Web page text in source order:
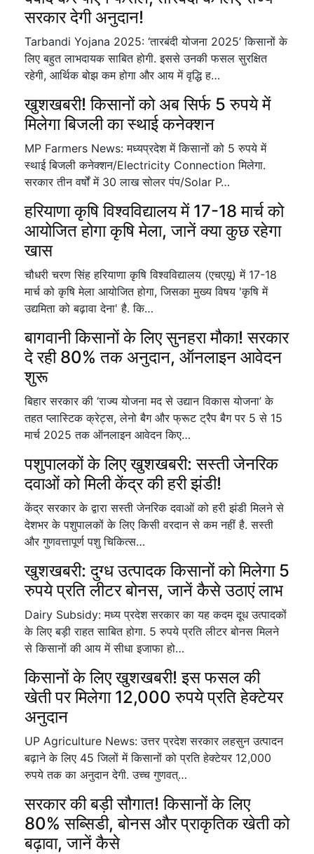
सरकार देगी अनुदान!
Tarbandi Yojana 2025: ‘तारबंदी योजना 2025’ किसानों के
लिए बहुत लाभदायक साबित होगी. इससे उनकी फसल सुरक्षित
रहेगी, आर्थिक बोझ कम होगा और आय में वृद्धि ह…
खुशखबरी! किसानों को अब सिर्फ 5 रुपये में
मिलेगा बिजली का स्थाई कनेक्शन
MP Farmers News: मध्यप्रदेश में किसानों को 5 रुपये में
स्थाई बिजली कनेक्शन/Electricity Connection मिलेगा.
सरकार तीन वर्षों में 30 लाख सोलर पंप/Solar P…
हरियाणा कृषि विश्वविद्यालय में 17-18 मार्च को
आयोजित होगा कृषि मेला, जानें क्या कुछ रहेगा
खास
चौधरी चरण सिंह हरियाणा कृषि विश्वविद्यालय (एचएयू) में 17-18
मार्च को कृषि मेला आयोजित होगा, जिसका मुख्य विषय 'कृषि में
उद्यमिता को बढ़ावा देना' है. कि…
बागवानी किसानों के लिए सुनहरा मौका! सरकार
दे रही 80% तक अनुदान, ऑनलाइन आवेदन
शुरू
बिहार सरकार की ‘राज्य योजना मद से उद्यान विकास योजना’ के
तहत प्लास्टिक क्रेट्स, लेनो बैग और फ्रूट ट्रैप बैग पर 5 से 15
मार्च 2025 तक ऑनलाइन आवेदन किए…
पशुपालकों के लिए खुशखबरी: सस्ती जेनरिक
दवाओं को मिली केंद्र की हरी झंडी!
केंद्र सरकार के द्वारा सस्ती जेनरिक दवाओं को हरी झंडी मिलने से
देशभर के पशुपालकों के लिए किसी वरदान से कम नहीं है. सस्ती
और गुणवत्तापूर्ण पशु चिकित्स…
खुशखबरी: दुग्ध उत्पादक किसानों को मिलेगा 5
रुपये प्रति लीटर बोनस, जानें कैसे उठाएं लाभ
Dairy Subsidy: मध्य प्रदेश सरकार का यह कदम दूध उत्पादकों
के लिए बड़ी राहत साबित होगा. 5 रुपये प्रति लीटर बोनस मिलने
से किसानों की आय में सीधा इजाफा हो…
किसानों के लिए खुशखबरी! इस फसल की
खेती पर मिलेगा 12,000 रुपये प्रति हेक्टेयर
अनुदान
UP Agriculture News: उत्तर प्रदेश सरकार लहसुन उत्पादन
बढ़ाने के लिए 45 जिलों में किसानों को प्रति हेक्टेयर 12,000
रुपये तक का अनुदान देगी. उच्च गुणवत्…
सरकार की बड़ी सौगात! किसानों के लिए
80% सब्सिडी, बोनस और प्राकृतिक खेती को
बढ़ावा, जानें कैसे